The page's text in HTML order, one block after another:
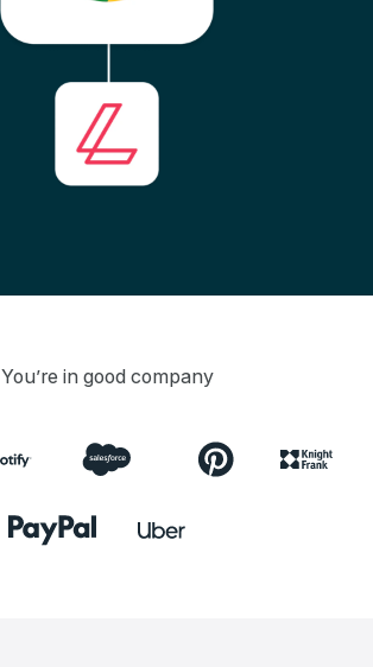
You’re in good company